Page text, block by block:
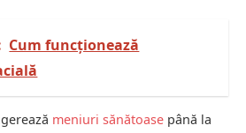
Cum funcționează
meniuri sănătoase până la